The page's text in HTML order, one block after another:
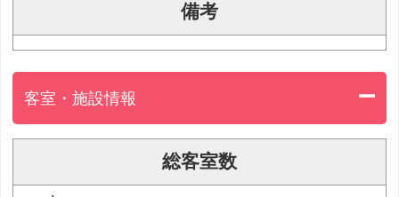
備考
客室・施設情報
総客室数